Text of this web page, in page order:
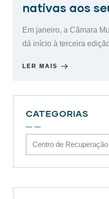
nativas aos
Em janeiro, a Câmara
dá início à terceira
LER MAIS
CATEGORIAS